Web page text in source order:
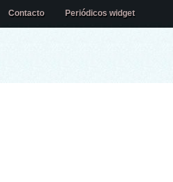
Contacto Periódicos widget